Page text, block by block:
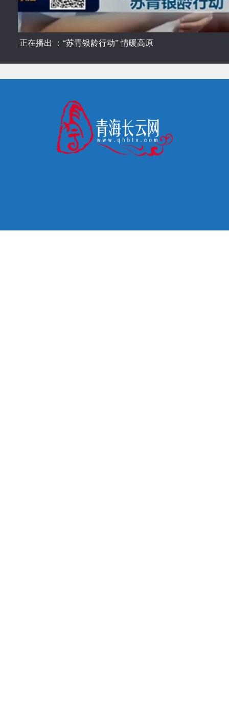
正在播出 ：“苏青银龄行动” 情暖高原